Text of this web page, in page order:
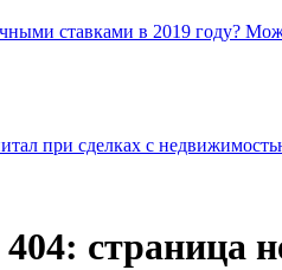
ставками в 2019 году?
при сделках с
страница